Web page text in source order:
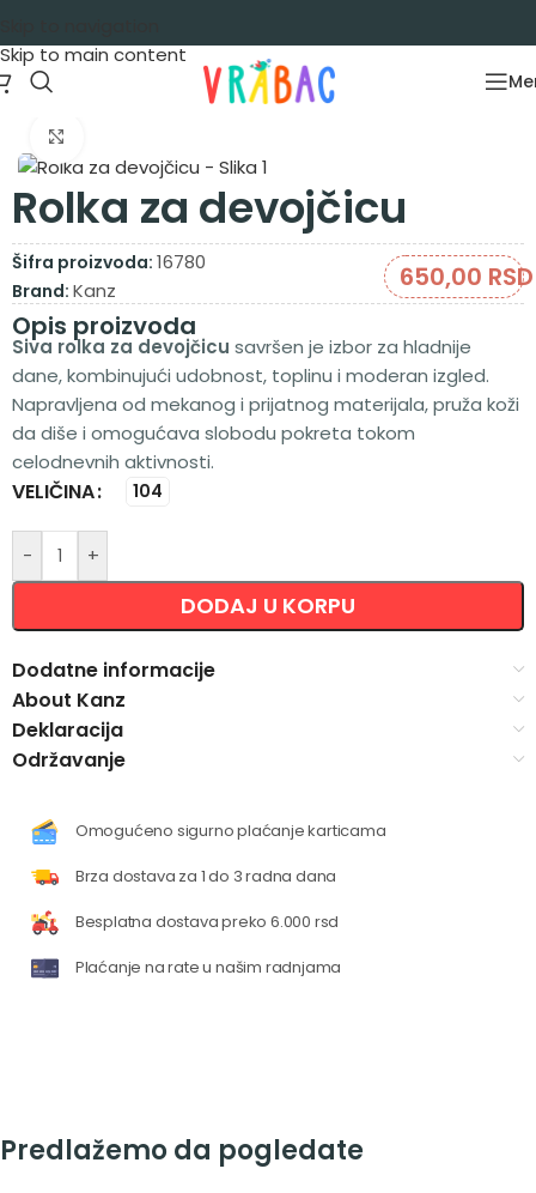
Skip to main content
Majice dug rukav
Rolka za devojčicu
Šifra proizvoda: 16780
Brand: Kanz 650,00 RSD
Opis proizvoda
Siva rolka za devojčicu savršen je izbor za hladnije
dane, kombinujući udobnost, toplinu i moderan izgled.
Napravljena od mekanog i prijatnog materijala, pruža koži
da diše i omogućava slobodu pokreta tokom
celodnevnih aktivnosti.
VELIČINA 104
- +
DODAJ U KORPU
Alternative:
Dodatne informacije
About Kanz
Deklaracija
Održavanje
Omogućeno sigurno plaćanje karticama
Brza dostava za 1 do 3 radna dana
Besplatna dostava preko 6.000 rsd
Plaćanje na rate u našim radnjama
Predlažemo da pogledate